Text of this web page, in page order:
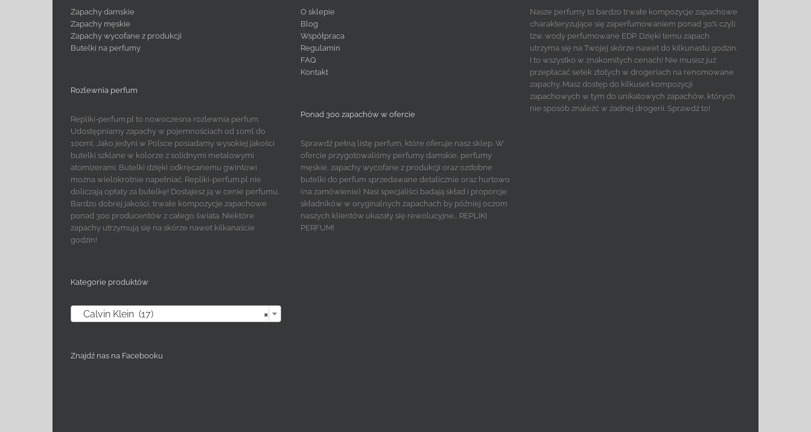
Zapachy damskie
Zapachy męskie
Zapachy wycofane z produkcji
Butelki na perfumy
Rozlewnia perfum
Repliki-perfum.pl to nowoczesna rozlewnia perfum.
Udostępniamy zapachy w pojemnościach od 10ml do
100ml. Jako jedyni w Polsce posiadamy wysokiej jakości
butelki szklane w kolorze z solidnymi metalowymi
atomizerami. Butelki dzięki odkręcanemu gwintowi
można wielokrotnie napełniać. Repliki-perfum.pl nie
doliczają opłaty za butelkę! Dostajesz ją w cenie perfumu.
Bardzo dobrej jakości, trwałe kompozycje zapachowe
ponad 300 producentów z całego świata. Niektóre
zapachy utrzymują się na skórze nawet kilkanaście
godzin!
Kategorie produktów

×
Calvin Klein (17)
Znajdź nas na Facebooku
O sklepie
Blog
Współpraca
Regulamin
FAQ
Kontakt
Ponad 300 zapachów w ofercie
Sprawdź pełną listę perfum, które oferuje nasz sklep. W
ofercie przygotowaliśmy perfumy damskie, perfumy
męskie, zapachy wycofane z produkcji oraz ozdobne
butelki do perfum sprzedawane detalicznie oraz hurtowo
(na zamówienie). Nasi specjaliści badają skład i proporcje
składników w oryginalnych zapachach by później oczom
naszych klientów ukazały się rewolucyjne... REPLIKI
PERFUM!
Nasze perfumy to bardzo trwałe kompozycje zapachowe
charakteryzujące się zaperfumowaniem ponad 30% czyli
tzw. wody perfumowane EDP. Dzięki temu zapach
utrzyma się na Twojej skórze nawet do kilkunastu godzin.
I to wszystko w znakomitych cenach! Nie musisz już
przepłacać setek złotych w drogeriach na renomowane
zapachy. Masz dostęp do kilkuset kompozycji
zapachowych w tym do unikatowych zapachów, których
nie sposób znaleźć w żadnej drogerii. Sprawdź to!